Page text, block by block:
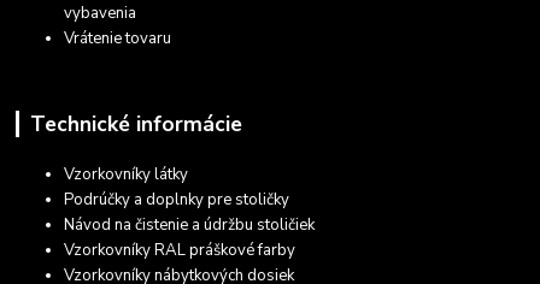
vybavenia
Vrátenie tovaru
Technické informácie
Vzorkovníky látky
Podrúčky a doplnky pre stoličky
Návod na čistenie a údržbu stoličiek
Vzorkovníky RAL práškové farby
Vzorkovníky nábytkových dosiek